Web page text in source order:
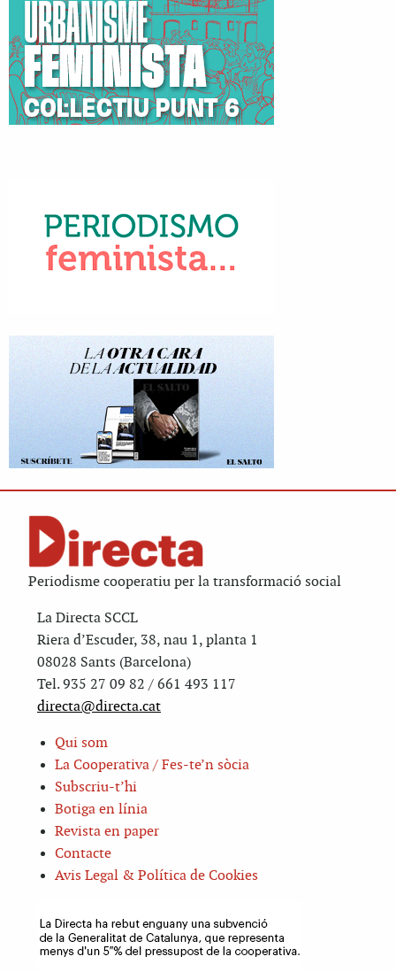
Periodisme cooperatiu per la transformació social
La Directa SCCL
Riera d’Escuder, 38, nau 1, planta 1
08028 Sants (Barcelona)
Tel. 935 27 09 82 / 661 493 117
directa@directa.cat
Qui som
La Cooperativa / Fes-te’n sòcia
Subscriu-t’hi
Botiga en línia
Revista en paper
Contacte
Avis Legal & Política de Cookies